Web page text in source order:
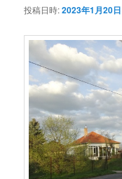
投稿日時:2023年1月20日